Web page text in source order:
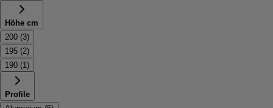
Höhe cm
200 (3)
195 (2)
190 (1 )
Profile